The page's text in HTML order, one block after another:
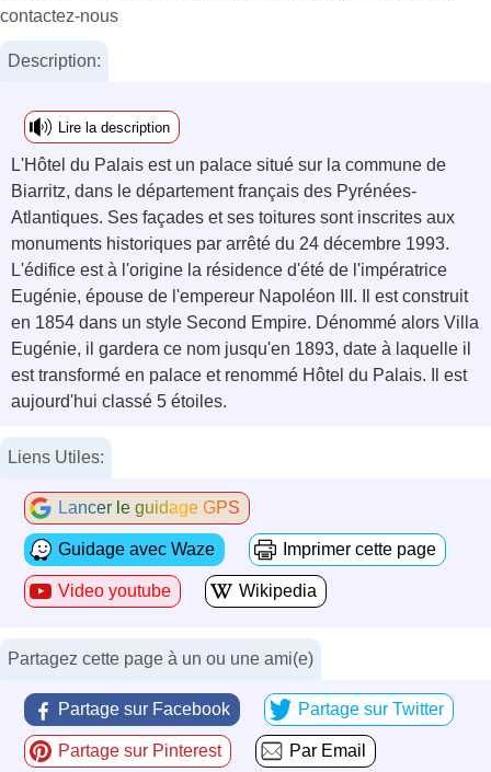
contactez-nous
Description:
Lire la description
L'Hôtel du Palais est un palace situé sur la commune de
Biarritz, dans le département français des Pyrénées-
Atlantiques. Ses façades et ses toitures sont inscrites aux
monuments historiques par arrêté du 24 décembre 1993.
L'édifice est à l'origine la résidence d'été de l'impératrice
Eugénie, épouse de l'empereur Napoléon III. Il est construit
en 1854 dans un style Second Empire. Dénommé alors Villa
Eugénie, il gardera ce nom jusqu'en 1893, date à laquelle il
est transformé en palace et renommé Hôtel du Palais. Il est
aujourd'hui classé 5 étoiles.
Liens Utiles:
Lancer le guidage GPS
Guidage avec Waze Imprimer cette page
Video youtube Wikipedia
Partagez cette page à un ou une ami(e)
Partage sur Facebook Partage sur Twitter
Partage sur Pinterest Par Email